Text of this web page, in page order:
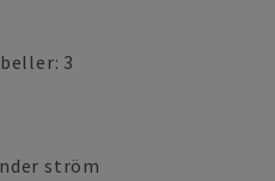
3
ström